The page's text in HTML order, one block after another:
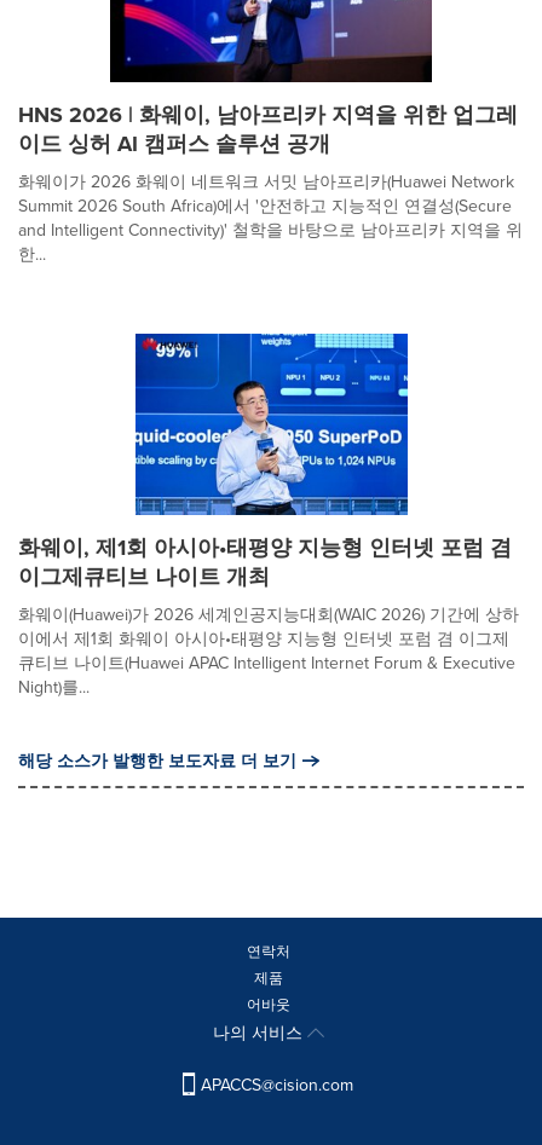
HNS 2026 | 화웨이, 남아프리카 지역을 위한 업그레
이드 싱허 AI 캠퍼스 솔루션 공개
화웨이가 2026 화웨이 네트워크 서밋 남아프리카(Huawei Network
Summit 2026 South Africa)에서 '안전하고 지능적인 연결성(Secure
and Intelligent Connectivity)' 철학을 바탕으로 남아프리카 지역을 위
한...
화웨이, 제1회 아시아•태평양 지능형 인터넷 포럼 겸
이그제큐티브 나이트 개최
화웨이(Huawei)가 2026 세계인공지능대회(WAIC 2026) 기간에 상하
이에서 제1회 화웨이 아시아•태평양 지능형 인터넷 포럼 겸 이그제
큐티브 나이트(Huawei APAC Intelligent Internet Forum & Executive
Night)를...
해당 소스가 발행한 보도자료 더 보기
연락처
제품
어바웃
나의 서비스
APACCS@cision.com